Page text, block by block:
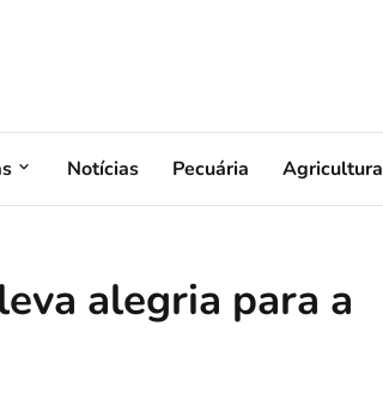
Notícias Pecuária Agricultura
alegria para a